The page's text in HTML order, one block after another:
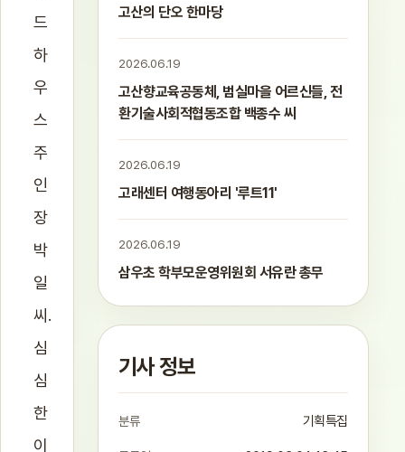
드
하
우
스
주
인
장
박
일
씨.
심
심
한
이
고산의 단오 한마당
2026.06.19
고산향교육공동체, 범실마을 어르신들, 전
환기술사회적협동조합 백종수 씨
2026.06.19
고래센터 여행동아리 '루트11'
2026.06.19
삼우초 학부모운영위원회 서유란 총무
기사 정보
분류 기획특집